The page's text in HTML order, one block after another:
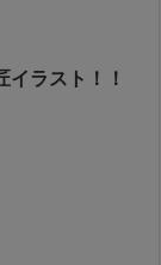
イラスト！！